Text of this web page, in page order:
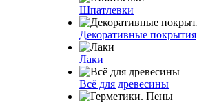
Шпатлевки
Декоративные покрытия
Лаки
Всё для древесины